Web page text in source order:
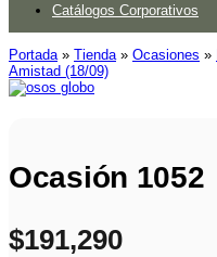
Catálogos Corporativos
Portada » Tienda » Ocasiones »
Amistad (18/09)
Ocasión 1052
$191,290